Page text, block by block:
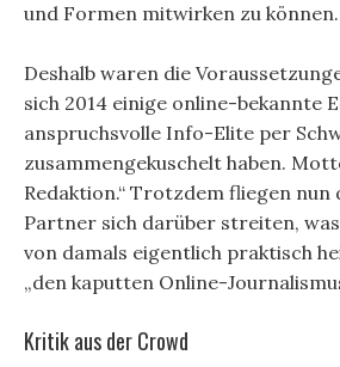
und Formen mitwirken zu können.
Deshalb waren die
sich 2014 einige online-bekannte
anspruchsvolle Info-Elite per
zusammengekuschelt haben.
Redaktion.“ Trotzdem fliegen nun
Partner sich darüber streiten,
von damals eigentlich praktisch
„den kaputten Online-
Kritik aus der Crowd